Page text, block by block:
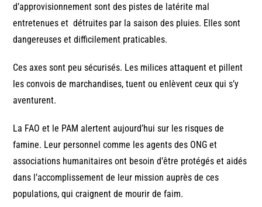
d’approvisionnement sont des pistes de latérite mal
entretenues et détruites par la saison des pluies. Elles sont
dangereuses et difficilement praticables.
Ces axes sont peu sécurisés. Les milices attaquent et pillent
les convois de marchandises, tuent ou enlèvent ceux qui s’y
aventurent.
La FAO et le PAM alertent aujourd’hui sur les risques de
famine. Leur personnel comme les agents des ONG et
associations humanitaires ont besoin d’être protégés et aidés
dans l’accomplissement de leur mission auprès de ces
populations, qui craignent de mourir de faim.